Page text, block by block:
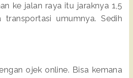
ke jalan raya itu jaraknya 1,5
umumnya. Sedih
ojek online. Bisa kemana